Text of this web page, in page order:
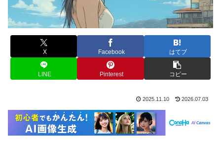
X Facebook はてブ
LINE Pinterest コピー
2025.11.10 2026.07.03